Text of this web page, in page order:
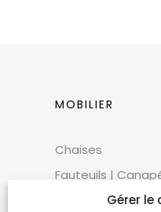
Gérer le
MOBILIER
Chaises
Fauteuils |
Mobilier extérieur